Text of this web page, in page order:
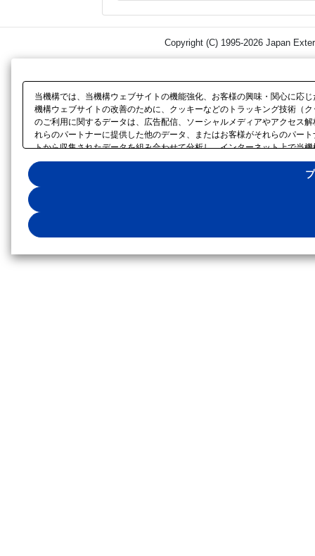
Copyright (C) 1995-2026 Japan
当機構では、当機構ウェブサイトの機能強化、お客様の興味・関心に応
機構ウェブサイトの改善のために、クッキーなどのトラッキング技術（
のご利用に関するデータは、広告配信、ソーシャルメディアやアクセス
れらのパートナーに提供した他のデータ、またはお客様がそれらのパー
トから収集されたデータを組み合わせて分析し、インターネット上で当
キー以外の全てのクッキーの利用を拒否する場合は、「全て拒否する」
してください。利用目的ごとに同意・拒否を選択する場合は、「プライ
ー